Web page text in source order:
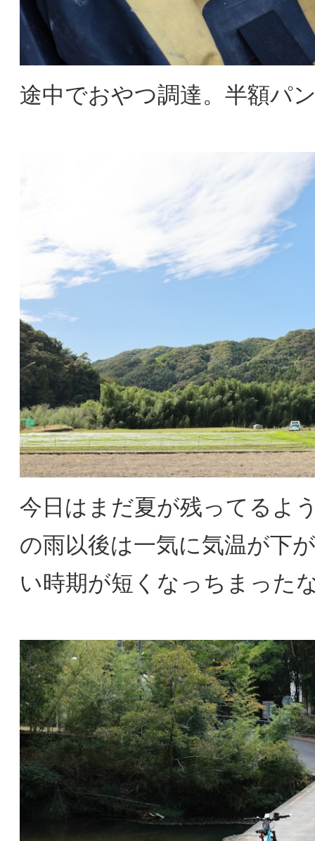
途中でおやつ調達。半額パ
今日はまだ夏が残ってるよ
の雨以後は一気に気温が下
い時期が短くなっちまった